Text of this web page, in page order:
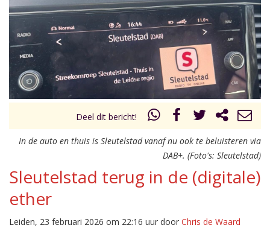
12.00 - 17.00 uur
Vorig uur
uur 1 van 0 Volgend uur
Deel dit bericht!
In de auto en thuis is Sleutelstad vanaf nu ook te beluisteren via
DAB+. (Foto's: Sleutelstad)
Sleutelstad terug in de (digitale)
ether
Leiden, 23 februari 2026 om 22:16 uur door Chris de Waard